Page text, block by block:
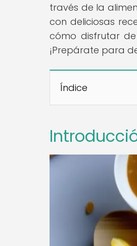
través de la
con deliciosas
cómo disfrutar
¡Prepárate para
Índice